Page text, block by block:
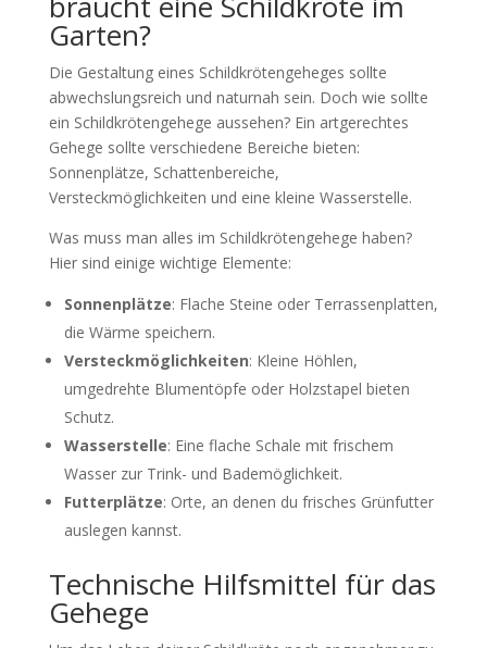
Garten?
Die Gestaltung eines Schildkrötengeheges sollte
abwechslungsreich und naturnah sein. Doch wie sollte
ein Schildkrötengehege aussehen? Ein artgerechtes
Gehege sollte verschiedene Bereiche bieten:
Sonnenplätze, Schattenbereiche,
Versteckmöglichkeiten und eine kleine Wasserstelle.
Was muss man alles im Schildkrötengehege haben?
Hier sind einige wichtige Elemente:
Sonnenplätze: Flache Steine oder Terrassenplatten,
die Wärme speichern.
Versteckmöglichkeiten: Kleine Höhlen,
umgedrehte Blumentöpfe oder Holzstapel bieten
Schutz.
Wasserstelle: Eine flache Schale mit frischem
Wasser zur Trink- und Bademöglichkeit.
Futterplätze: Orte, an denen du frisches Grünfutter
auslegen kannst.
Technische Hilfsmittel für das
Gehege